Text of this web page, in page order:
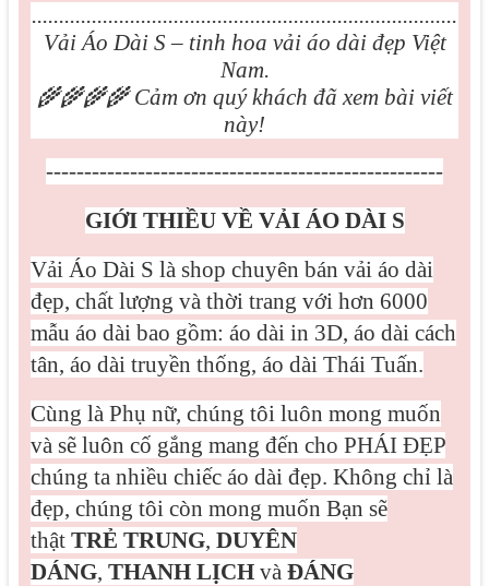
..............................................................................
Vải Áo Dài S – tinh hoa vải áo dài đẹp Việt
Nam.
🌾🌾🌾🌾Cảm ơn quý khách đã xem bài viết
này!
----------------------------------------------------
GIỚI THIỀU VỀ VẢI ÁO DÀI S
Vải Áo Dài S là shop chuyên bán vải áo dài
đẹp, chất lượng và thời trang với hơn 6000
mẫu áo dài bao gồm: áo dài in 3D, áo dài cách
tân, áo dài truyền thống, áo dài Thái Tuấn.
Cùng là Phụ nữ, chúng tôi luôn mong muốn
và sẽ luôn cố gắng mang đến cho PHÁI ĐẸP
chúng ta nhiều chiếc áo dài đẹp. Không chỉ là
đẹp, chúng tôi còn mong muốn Bạn sẽ
thật TRẺ TRUNG, DUYÊN
DÁNG, THANH LỊCHvà ĐÁNG